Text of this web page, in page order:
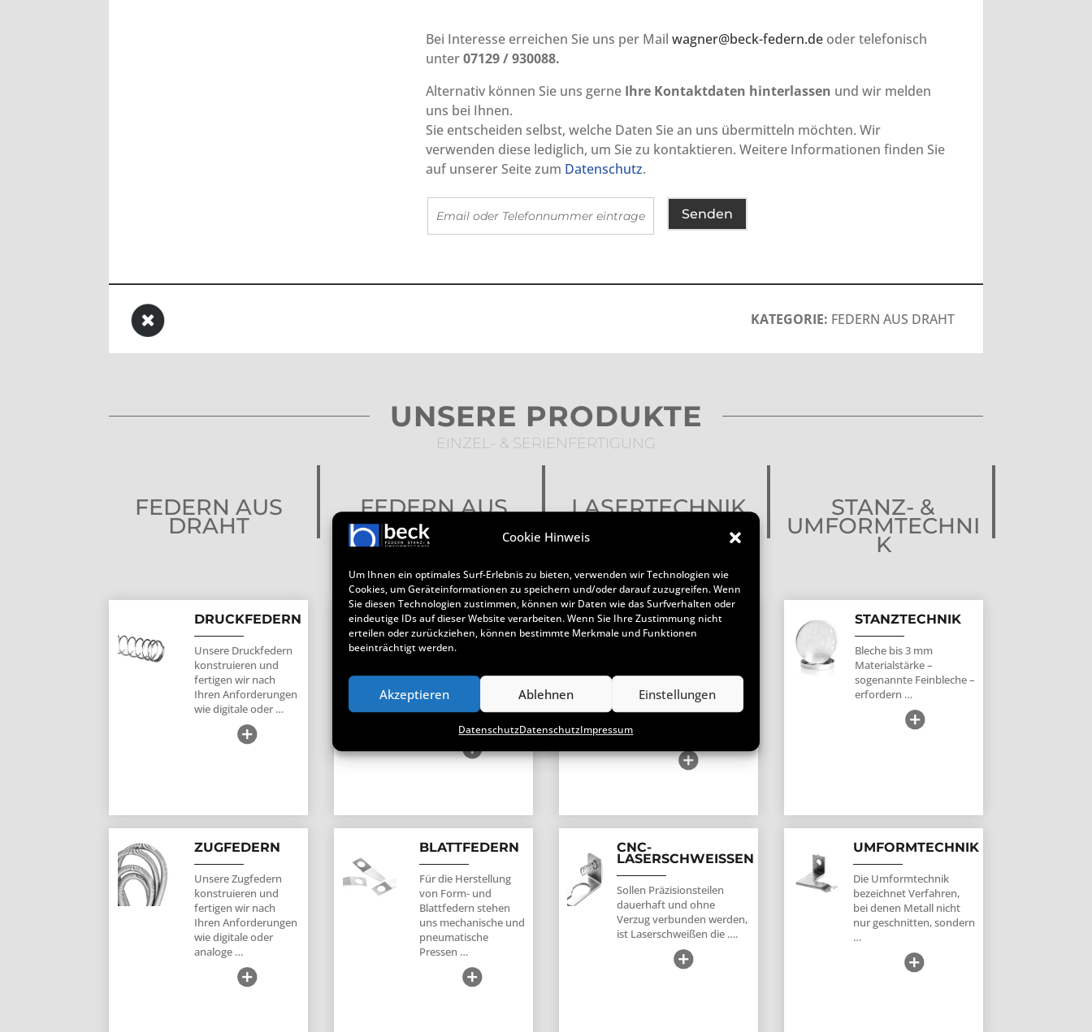
Cookie Hinweis
Um Ihnen ein optimales Surf-Erlebnis zu bieten, verwenden wir Technologien wie
Cookies, um Geräteinformationen zu speichern und/oder darauf zuzugreifen. Wenn
Sie diesen Technologien zustimmen, können wir Daten wie das Surfverhalten oder
eindeutige IDs auf dieser Website verarbeiten. Wenn Sie Ihre Zustimmung nicht
erteilen oder zurückziehen, können bestimmte Merkmale und Funktionen
beeinträchtigt werden.
Akzeptieren Ablehnen Einstellungen
DatenschutzDatenschutzImpressum
Bei Interesse erreichen Sie uns per Mailwagner@beck-federn.de oder telefonisch
unter07129 / 930088.
Alternativ können Sie uns gerne Ihre Kontaktdaten hinterlassen und wir melden
uns bei Ihnen.
Sie entscheiden selbst, welche Daten Sie an uns übermitteln möchten. Wir
verwenden diese lediglich, um Sie zu kontaktieren. Weitere Informationen finden Sie
auf unserer Seite zum Datenschutz.
Senden
KATEGORIE: FEDERN AUS DRAHT
UNSERE PRODUKTE
EINZEL- & SERIENFERTIGUNG
FEDERN AUS
DRAHT
DRUCKFEDERN
Unsere Druckfedern
konstruieren und
fertigen wir nach
Ihren Anforderungen
wie digitale oder …
ZUGFEDERN
Unsere Zugfedern
konstruieren und
fertigen wir nach
Ihren Anforderungen
wie digitale oder
analoge …
FEDERN AUS
BAND
FLACHFEDERN
Die von uns
Flachfedern werden
ganz nach Ihren
Anforderungen nach
BLATTFEDERN
Für die Herstellung
von Form- und
Blattfedern stehen
uns mechanische und
pneumatische
Pressen …
LASERTECHNIK
CNC -
LASERSCHNEIDEN
ermöglicht die
Herstellung von nahezu
allen beliebigen
schnell …
CNC-
LASERSCHWEISSEN
Sollen Präzisionsteilen
dauerhaft und ohne
Verzug verbunden werden,
ist Laserschweißen die ….
STANZ- &
UMFORMTECHNI
K
STANZTECHNIK
Bleche bis 3 mm
Materialstärke –
sogenannte Feinbleche–
erfordern …
UMFORMTECHNIK
Die Umformtechnik
bezeichnet Verfahren,
bei denen Metall nicht
nur geschnitten, sondern
…